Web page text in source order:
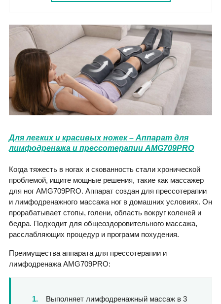
Для легких и красивых ножек – Аппарат для
лимфодренажа и прессотерапии AMG709PRO
Когда тяжесть в ногах и скованность стали хронической
проблемой, ищите мощные решения, такие как массажер
для ног AMG709PRO. Аппарат создан для прессотерапии
и лимфодренажного массажа ног в домашних условиях. Он
прорабатывает стопы, голени, область вокруг коленей и
бедра. Подходит для общеоздоровительного массажа,
расслабляющих процедур и программ похудения.
Преимущества аппарата для прессотерапии и
лимфодренажа AMG709PRO:
Выполняет лимфодренажный массаж в 3